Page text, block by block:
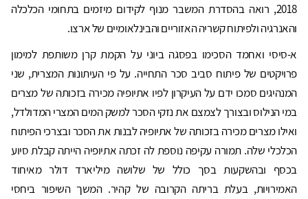
2018, רואה בהסדרת המשבר מנוף לקידום מיזמים בתחומי הכלכלה
והאנרגיה ולפיתוח קשריה האזוריים והבינלאומיים של ארצו.
א-סיסי ואחמד הסכימו בפסגה ביוני על הקמת קרן משותפת למימון
פרויקטים של פיתוח סביב סכר התחייה. על פי העיתונות המצרית, שני
המנהיגים סמכו ידם על העיקרון לפיו אתיופיה מכירה בזכותה של מצרים
במי הנילוס ובצורך לצמצם את נזקי הסכר למשק המים המצרי המדולדל,
ואילו מצרים מכירה בזכותה של אתיופיה לבנות את הסכר ובצרכי הפיתוח
הכלכלי שלה. תמורה עקיפה נוספת לה זכתה אתיופיה הייתה קבלת סיוע
בכסף ובהשקעות בסך כולל של שלושה מיליארד דולר מאיחוד
האמירויות, בעלת בריתה הקרובה של קהיר. המשך השיפור ביחסי